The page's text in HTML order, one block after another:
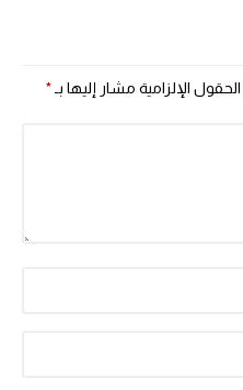
الحقول الإلزامية مشار إليها بـ*